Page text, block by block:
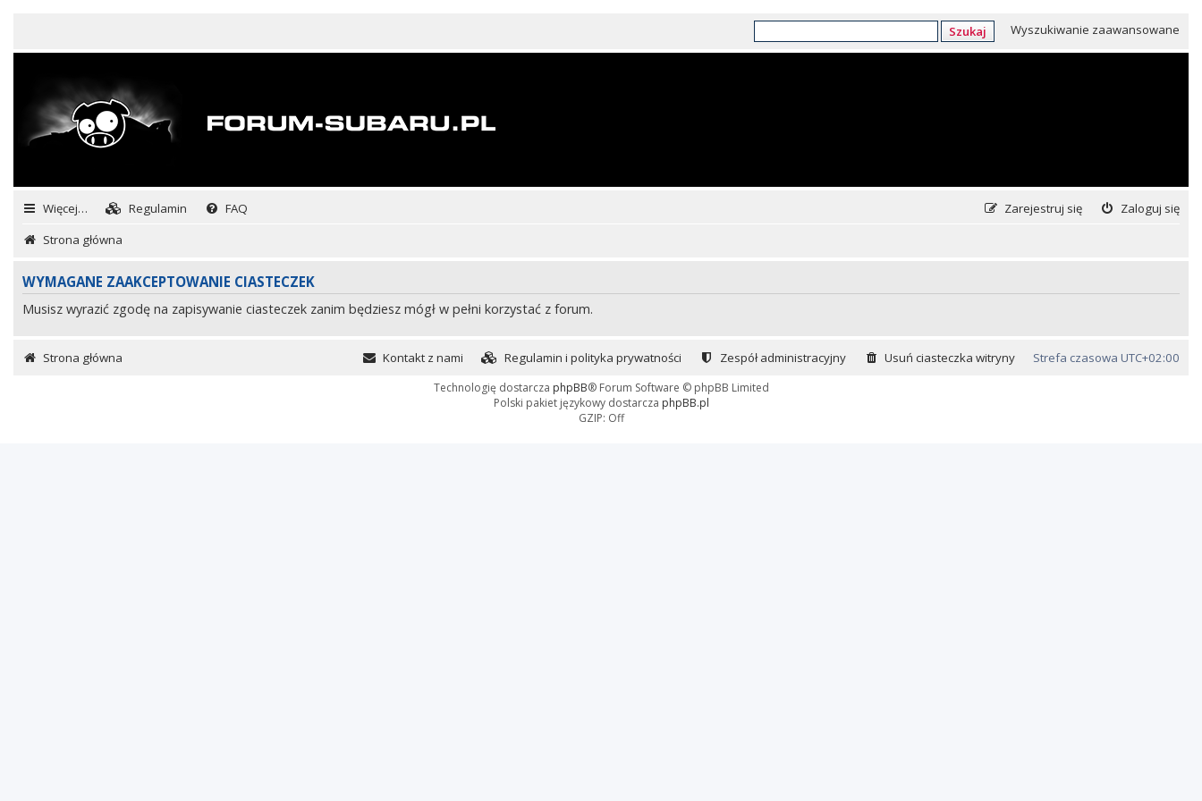
Szukaj Wyszukiwanie zaawansowane
Więcej… Regulamin FAQ Zaloguj się
Zarejestruj się
Strona główna
WYMAGANE ZAAKCEPTOWANIE CIASTECZEK
Musisz wyrazić zgodę na zapisywanie ciasteczek zanim będziesz mógł w pełni korzystać z forum.
Strona główna Strefa czasowa UTC+02:00
Usuń ciasteczka witryny
Zespół administracyjny
Regulamin i polityka prywatności
Kontakt z nami
Technologię dostarcza phpBB® Forum Software © phpBB Limited
Polski pakiet językowy dostarcza phpBB.pl
GZIP: Off